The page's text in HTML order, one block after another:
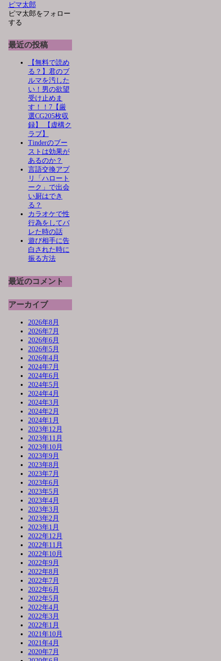
ピマ太郎
ピマ太郎をフォロー
する
最近の投稿
【無料で読め
る？】君のブ
ルマを汚した
い！男の欲望
受け止めま
す！！7【厳
選CG205枚収
録】 【虚構ク
ラブ】
Tinderのブー
ストは効果が
あるのか？
言語交換アプ
リ「ハロート
ーク」で出会
い厨はでき
る？
カラオケで性
行為をしてバ
レた時の話
遊び相手に告
白された時に
振る方法
最近のコメント
アーカイブ
2026年8月
2026年7月
2026年6月
2026年5月
2026年4月
2024年7月
2024年6月
2024年5月
2024年4月
2024年3月
2024年2月
2024年1月
2023年12月
2023年11月
2023年10月
2023年9月
2023年8月
2023年7月
2023年6月
2023年5月
2023年4月
2023年3月
2023年2月
2023年1月
2022年12月
2022年11月
2022年10月
2022年9月
2022年8月
2022年7月
2022年6月
2022年5月
2022年4月
2022年3月
2022年1月
2021年10月
2021年4月
2020年7月